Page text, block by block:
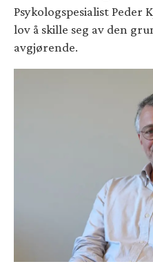
Psykologspesialist Peder
lov å skille seg av den
avgjørende.